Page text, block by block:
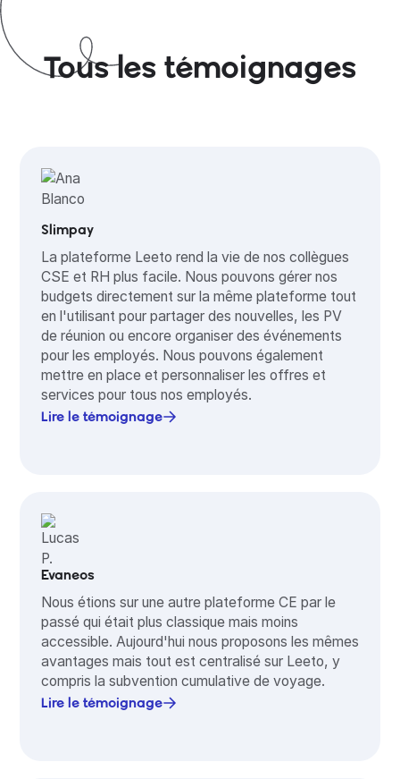
Tous les témoignages
Slimpay
La plateforme Leeto rend la vie de nos collègues
CSE et RH plus facile. Nous pouvons gérer nos
budgets directement sur la même plateforme tout
en l'utilisant pour partager des nouvelles, les PV
de réunion ou encore organiser des événements
pour les employés. Nous pouvons également
mettre en place et personnaliser les offres et
services pour tous nos employés.
Lire le témoignage
Evaneos
Nous étions sur une autre plateforme CE par le
passé qui était plus classique mais moins
accessible. Aujourd'hui nous proposons les mêmes
avantages mais tout est centralisé sur Leeto, y
compris la subvention cumulative de voyage.
Lire le témoignage